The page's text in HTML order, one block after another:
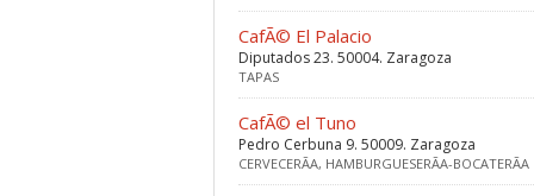
CafÃ© El Palacio
Diputados 23. 50004. Zaragoza
TAPAS
CafÃ© el Tuno
Pedro Cerbuna 9. 50009. Zaragoza
CERVECERÃ­A, HAMBURGUESERÃ­A-BOCATERÃ­A